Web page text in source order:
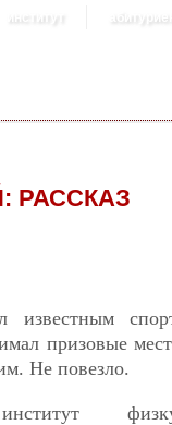
институт
РАССКАЗ
известным
призовые
Не повезло.